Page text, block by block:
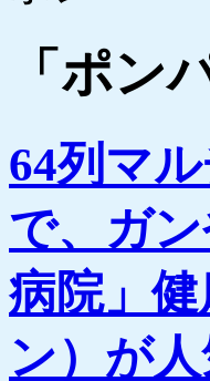
「 ポン
64列マ
で、ガ
病院」
ン）が